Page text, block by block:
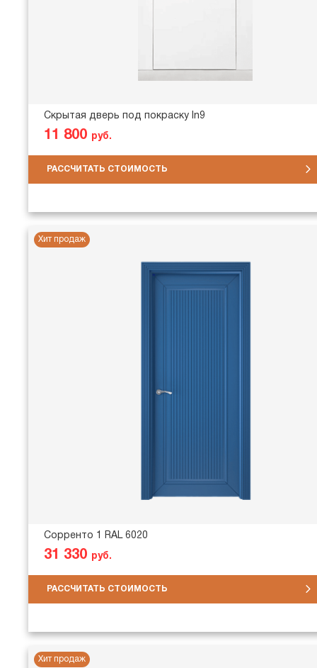
Скрытая дверь под покраску In9
11 800 руб.
РАССЧИТАТЬ СТОИМОСТЬ
Хит продаж
Сорренто 1 RAL 6020
31 330 руб.
РАССЧИТАТЬ СТОИМОСТЬ
Хит продаж